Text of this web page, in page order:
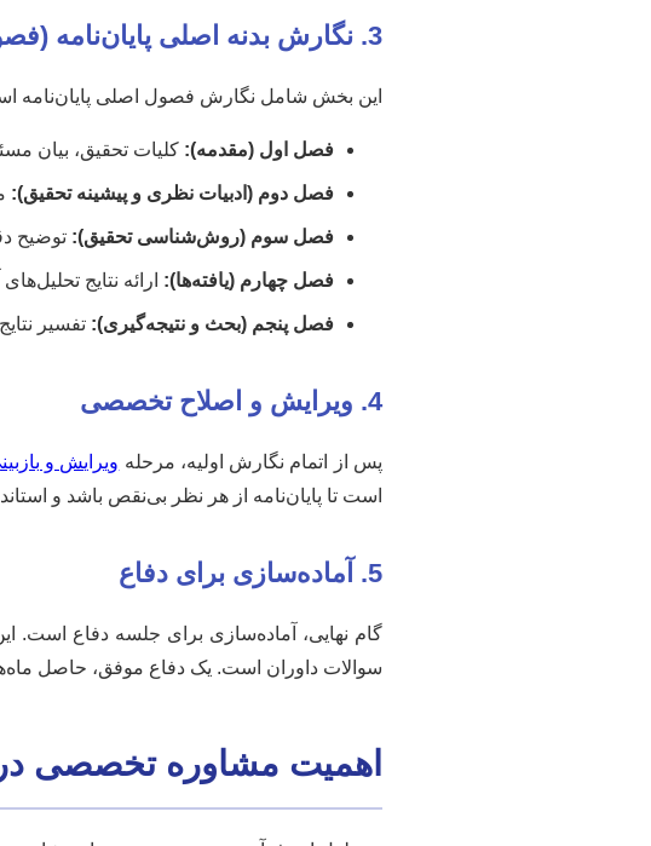
3. نگارش بدنه اصلی پایان‌نامه (فصول مختلف)
این بخش شامل نگارش فصول اصلی پایان‌نامه
فصل اول (مقدمه): کلیات تحقیق، بیان
فصل دوم (ادبیات نظری و پیشینه تحقیق):
فصل سوم (روش‌شناسی تحقیق): توضیح
فصل چهارم (یافته‌ها): ارائه نتایج
فصل پنجم (بحث و نتیجه‌گیری): تفسیر
4. ویرایش و اصلاح تخصصی
پس از اتمام نگارش اولیه، مرحله ویرایش و
است تا پایان‌نامه از هر نظر بی‌نقص باشد و
5. آماده‌سازی برای دفاع
گام نهایی، آماده‌سازی برای جلسه دفاع است.
سوالات داوران است. یک دفاع موفق، حاصل
اهمیت مشاوره تخصصی در